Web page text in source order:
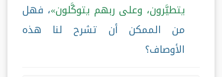
يتطيَّرون، وعلى ربهم يتوكَّلون ، فهل
من الممكن أن تشرح لنا هذه
الأوصاف؟